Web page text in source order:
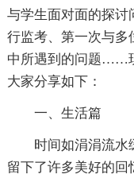
与学生面对面的探讨
行监考、第一次与多
中所遇到的问题……
大家分享如下：
一、生活篇
时间如涓涓流水
留下了许多美好的回